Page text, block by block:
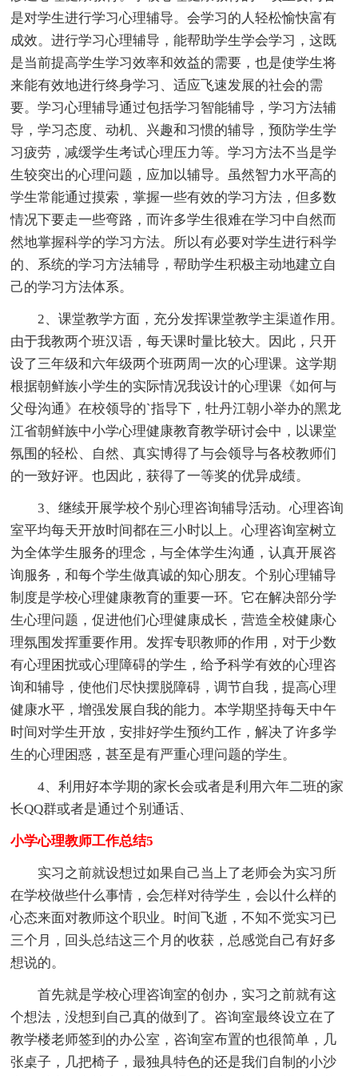
是对学生进行学习心理辅导。会学习的人轻松愉快富有
成效。进行学习心理辅导，能帮助学生学会学习，这既
是当前提高学生学习效率和效益的需要，也是使学生将
来能有效地进行终身学习、适应飞速发展的社会的需
要。学习心理辅导通过包括学习智能辅导，学习方法辅
导，学习态度、动机、兴趣和习惯的辅导，预防学生学
习疲劳，减缓学生考试心理压力等。学习方法不当是学
生较突出的心理问题，应加以辅导。虽然智力水平高的
学生常能通过摸索，掌握一些有效的学习方法，但多数
情况下要走一些弯路，而许多学生很难在学习中自然而
然地掌握科学的学习方法。所以有必要对学生进行科学
的、系统的学习方法辅导，帮助学生积极主动地建立自
己的学习方法体系。
2、课堂教学方面，充分发挥课堂教学主渠道作用。
由于我教两个班汉语，每天课时量比较大。因此，只开
设了三年级和六年级两个班两周一次的心理课。这学期
根据朝鲜族小学生的实际情况我设计的心理课《如何与
父母沟通》在校领导的`指导下，牡丹江朝小举办的黑龙
江省朝鲜族中小学心理健康教育教学研讨会中，以课堂
氛围的轻松、自然、真实博得了与会领导与各校教师们
的一致好评。也因此，获得了一等奖的优异成绩。
3、继续开展学校个别心理咨询辅导活动。心理咨询
室平均每天开放时间都在三小时以上。心理咨询室树立
为全体学生服务的理念，与全体学生沟通，认真开展咨
询服务，和每个学生做真诚的知心朋友。个别心理辅导
制度是学校心理健康教育的重要一环。它在解决部分学
生心理问题，促进他们心理健康成长，营造全校健康心
理氛围发挥重要作用。发挥专职教师的作用，对于少数
有心理困扰或心理障碍的学生，给予科学有效的心理咨
询和辅导，使他们尽快摆脱障碍，调节自我，提高心理
健康水平，增强发展自我的能力。本学期坚持每天中午
时间对学生开放，安排好学生预约工作，解决了许多学
生的心理困惑，甚至是有严重心理问题的学生。
4、利用好本学期的家长会或者是利用六年二班的家
长QQ群或者是通过个别通话、
小学心理教师工作总结5
实习之前就设想过如果自己当上了老师会为实习所
在学校做些什么事情，会怎样对待学生，会以什么样的
心态来面对教师这个职业。时间飞逝，不知不觉实习已
三个月，回头总结这三个月的收获，总感觉自己有好多
想说的。
首先就是学校心理咨询室的创办，实习之前就有这
个想法，没想到自己真的做到了。咨询室最终设立在了
教学楼老师签到的办公室，咨询室布置的也很简单，几
张桌子，几把椅子，最独具特色的还是我们自制的小沙